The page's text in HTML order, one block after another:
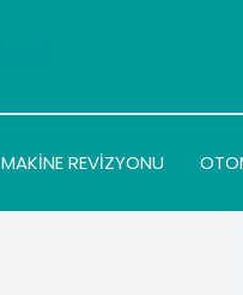
MAKİNE REVİZYONU